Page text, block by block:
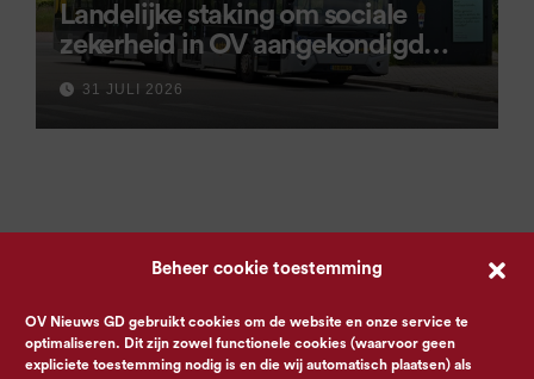
Beheer cookie toestemming
OV Nieuws GD gebruikt cookies om de website en onze service te
optimaliseren. Dit zijn zowel functionele cookies (waarvoor geen
expliciete toestemming nodig is en die wij automatisch plaatsen) als
Landelijke staking om sociale
zekerheid in OV aangekondigd
voor 9 september
31 JULI 2026